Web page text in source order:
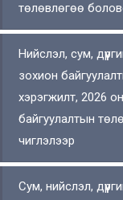
төлөвлөгөө
Нийслэл, сум,
зохион
хэрэгжилт, 2026
байгуулалтын
чиглэлээр
Сум, нийслэл,